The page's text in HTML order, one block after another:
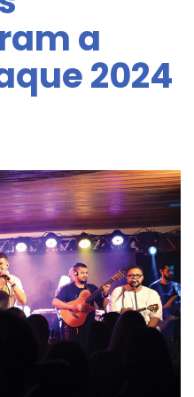
de
no Parque
do Cartão
a
2024